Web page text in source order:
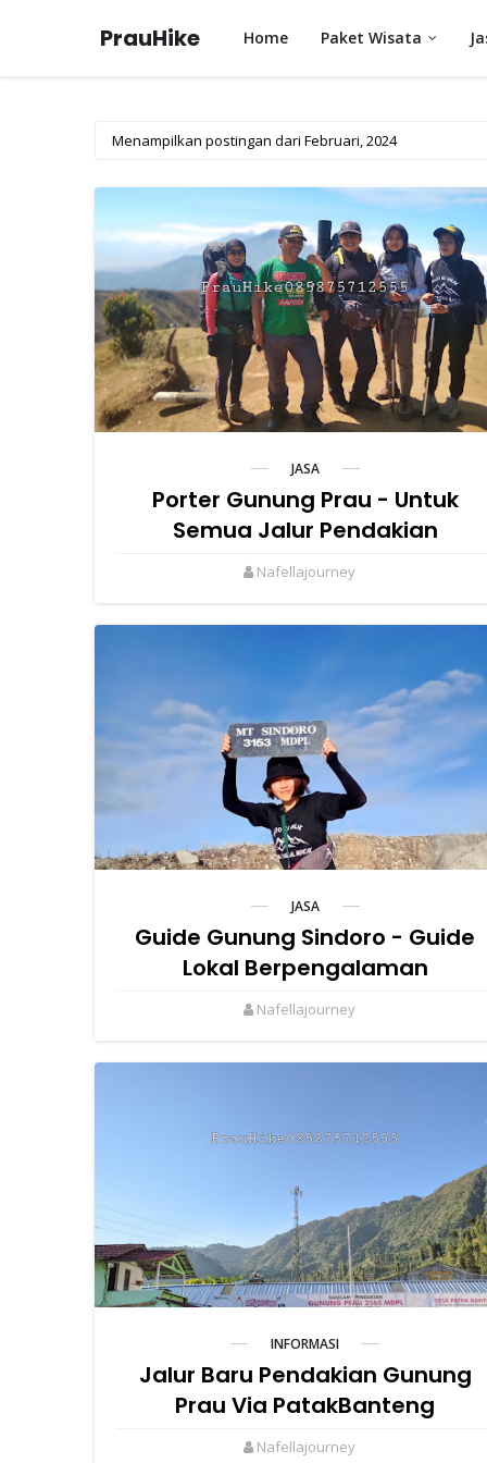
PrauHike Home Paket Wisata
Menampilkan postingan dari Februari, 2024
JASA
Porter Gunung Prau - Untuk
Semua Jalur Pendakian
Nafellajourney
JASA
Guide Gunung Sindoro - Guide
Lokal Berpengalaman
Nafellajourney
INFORMASI
Jalur Baru Pendakian Gunung
Prau Via PatakBanteng
Nafellajourney